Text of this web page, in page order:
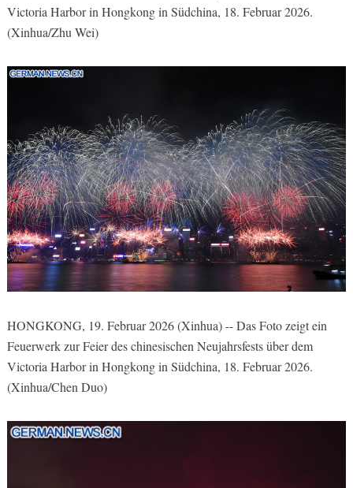
Victoria Harbor in Hongkong in Südchina, 18. Februar 2026.
(Xinhua/Zhu Wei)
HONGKONG, 19. Februar 2026 (Xinhua) -- Das Foto zeigt ein
Feuerwerk zur Feier des chinesischen Neujahrsfests über dem
Victoria Harbor in Hongkong in Südchina, 18. Februar 2026.
(Xinhua/Chen Duo)